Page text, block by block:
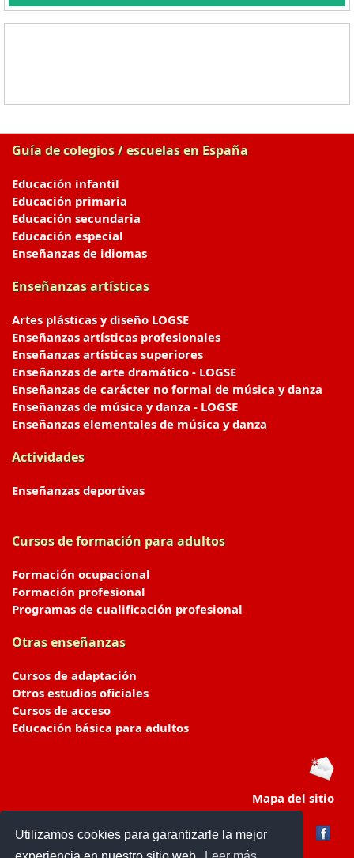
Utilizamos cookies para garantizarle la mejor
Guía de colegios / escuelas en España
Educación infantil
Educación primaria
Educación secundaria
Educación especial
Enseñanzas de idiomas
Enseñanzas artísticas
Artes plásticas y diseño LOGSE
Enseñanzas artísticas profesionales
Enseñanzas artísticas superiores
Enseñanzas de arte dramático - LOGSE
Enseñanzas de carácter no formal de música y danza
Enseñanzas de música y danza - LOGSE
Enseñanzas elementales de música y danza
Actividades
Enseñanzas deportivas
Cursos de formación para adultos
Formación ocupacional
Formación profesional
Programas de cualificación profesional
Otras enseñanzas
Cursos de adaptación
Otros estudios oficiales
Cursos de acceso
Educación básica para adultos
Mapa del sitio